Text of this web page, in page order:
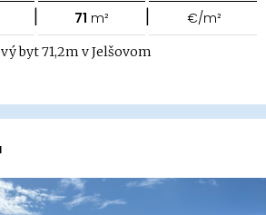
| 71 m² | €/m²
byt 71,2m v Jelšovom